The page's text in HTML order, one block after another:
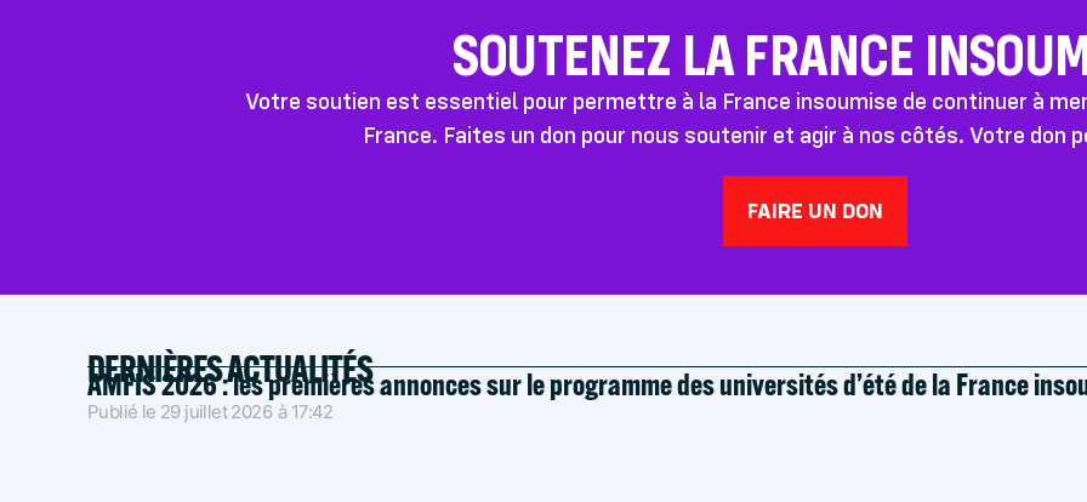
SOUTENEZ LA FRANCE
Votre soutien est essentiel pour permettre à la France insoumise de continuer à
France. Faites un don pour nous soutenir et agir à nos côtés. Votre don
FAIRE UN DON
DERNIÈRES ACTUALITÉS
AMFIS 2026 : les premières annonces sur le programme des universités d’été de la France
Publié le 29 juillet 2026 à 17:42